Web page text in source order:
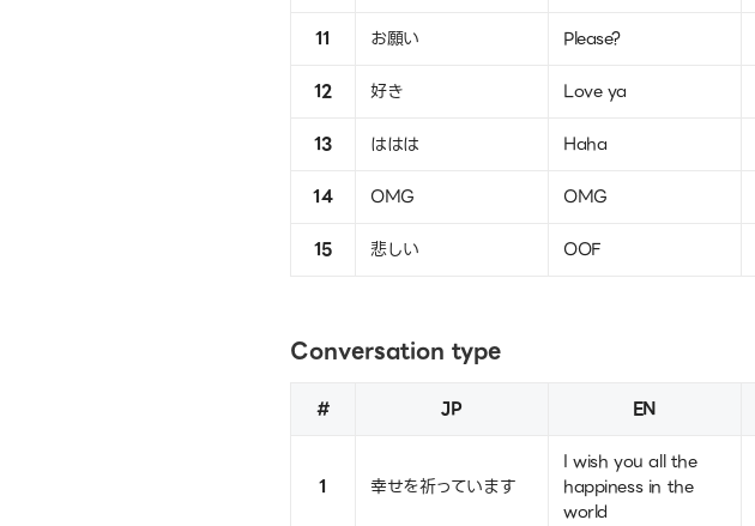
11
お願い Please?
12
好き Love ya
13
ははは Haha
14
OMG OMG
15
悲しい OOF
Conversation type
# JP EN
1 幸せを祈っています
I wish you all the
happiness in the
world